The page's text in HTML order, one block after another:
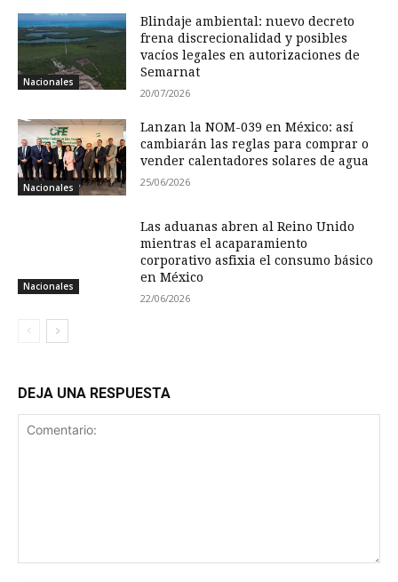
Nacionales
Blindaje ambiental: nuevo decreto
frena discrecionalidad y posibles
vacíos legales en autorizaciones de
Semarnat
20/07/2026
Nacionales
Lanzan la NOM-039 en México: así
cambiarán las reglas para comprar o
vender calentadores solares de agua
25/06/2026
Nacionales
Las aduanas abren al Reino Unido
mientras el acaparamiento
corporativo asfixia el consumo básico
en México
22/06/2026
DEJA UNA RESPUESTA